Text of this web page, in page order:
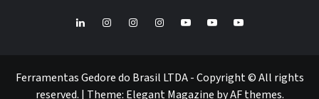
LinkedInInstagramInstagramInstagramYoutubeYoutubeYoutube
Ferramentas Gedore do Brasil LTDA - Copyright © All rights
reserved. | Theme: Elegant Magazine byAF themes.